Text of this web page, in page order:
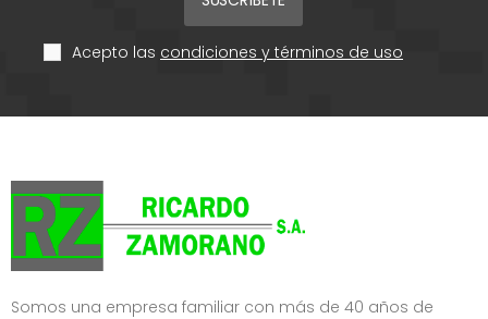
Acepto las condiciones y términos de uso
Somos una empresa familiar con más de 40 años de